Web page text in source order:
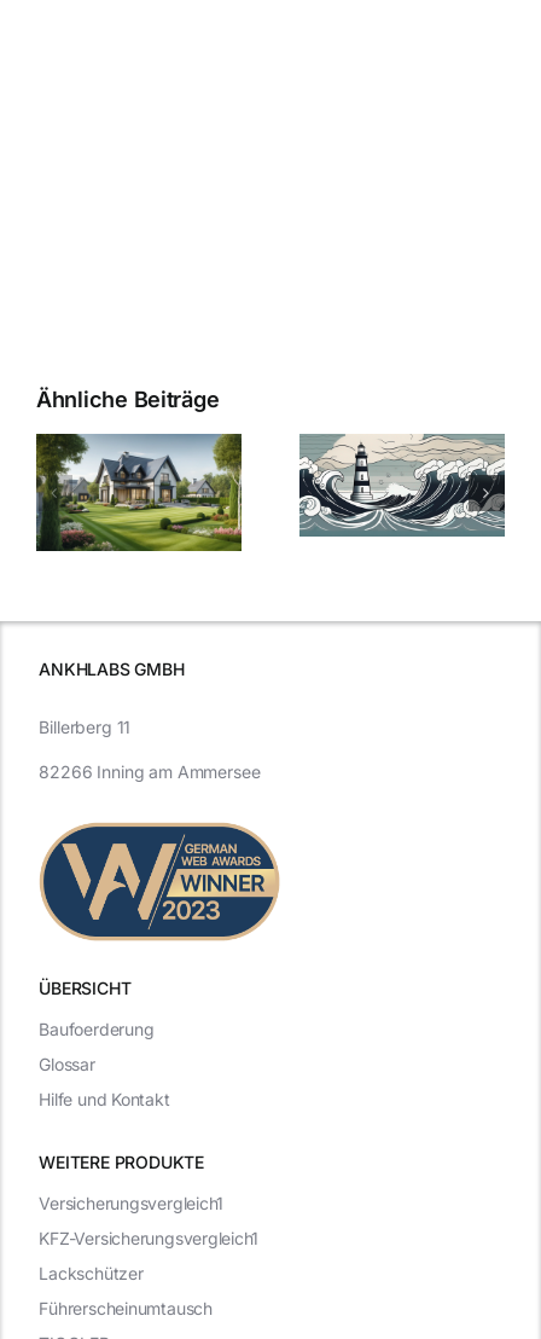
Ähnliche Beiträge
Bauzinsen im
Sturm: Die
aktuelle
Entwicklung
Die Evolution
der
Bauzinsen: Ein
Blick in die
ANKHLABS GMBH
ÜBERSICHT
WEITERE PRODUKTE
Versicherungsvergleich1
KFZ-Versicherungsvergleich1
Lackschützer
Führerscheinumtausch
Billerberg 11
82266 Inning am Ammersee
Baufoerderung
Glossar
Hilfe und Kontakt